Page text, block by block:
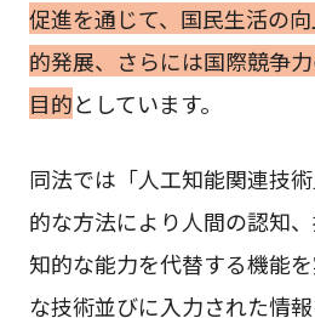
促進を通じて、国民生活の
的発展、さらには国際競争
目的としています。
同法では「人工知能関連技
的な方法により人間の認知
知的な能力を代替する機能
な技術並びに入力された情